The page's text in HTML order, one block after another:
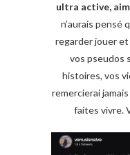
ultra active,
n’aurais pensé
regarder jouer et
vos pseudos
histoires, vos
remercierai
faites vivre.